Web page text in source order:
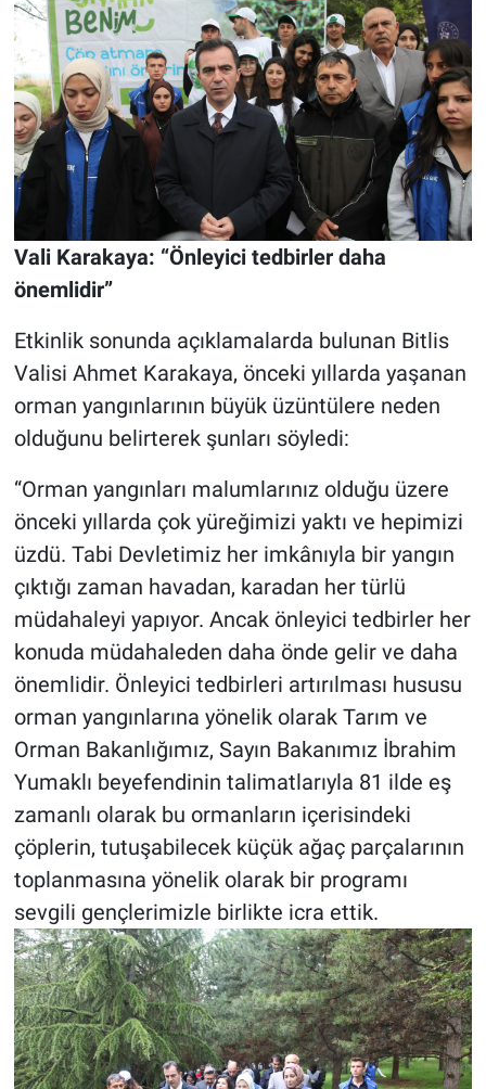
Vali Karakaya: “Önleyici tedbirler daha
önemlidir”
Etkinlik sonunda açıklamalarda bulunan Bitlis
Valisi Ahmet Karakaya, önceki yıllarda yaşanan
orman yangınlarının büyük üzüntülere neden
olduğunu belirterek şunları söyledi:
“Orman yangınları malumlarınız olduğu üzere
önceki yıllarda çok yüreğimizi yaktı ve hepimizi
üzdü. Tabi Devletimiz her imkânıyla bir yangın
çıktığı zaman havadan, karadan her türlü
müdahaleyi yapıyor. Ancak önleyici tedbirler her
konuda müdahaleden daha önde gelir ve daha
önemlidir. Önleyici tedbirleri artırılması hususu
orman yangınlarına yönelik olarak Tarım ve
Orman Bakanlığımız, Sayın Bakanımız İbrahim
Yumaklı beyefendinin talimatlarıyla 81 ilde eş
zamanlı olarak bu ormanların içerisindeki
çöplerin, tutuşabilecek küçük ağaç parçalarının
toplanmasına yönelik olarak bir programı
sevgili gençlerimizle birlikte icra ettik.